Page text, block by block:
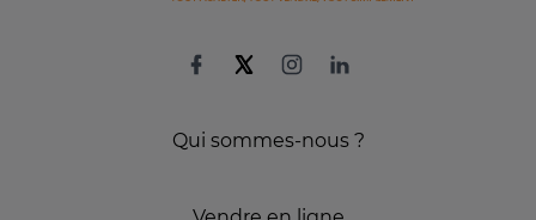
Qui sommes-nous ?